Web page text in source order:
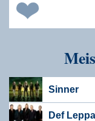
Sinner
Def